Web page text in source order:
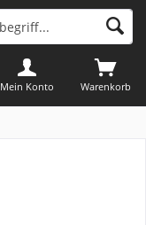
Warenkorb
Mein Konto